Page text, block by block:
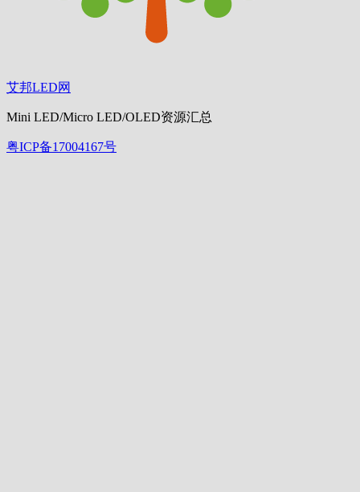
艾邦LED网
Mini LED/Micro LED/OLED资源汇总
粤ICP备17004167号